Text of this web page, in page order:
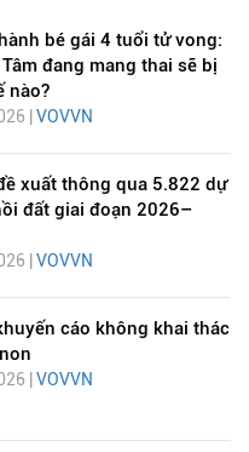
bé gái 4 tuổi tử vong:
đang mang thai sẽ bị
nào?
| VOVVN
xuất thông qua 5.822 dự
đất giai đoạn 2026–
| VOVVN
cáo không khai thác
| VOVVN